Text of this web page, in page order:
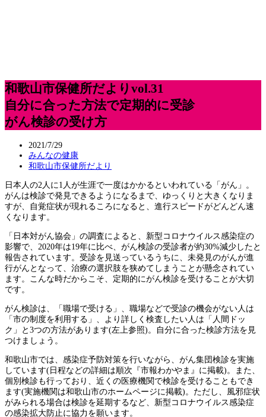
和歌山市保健所だよりvol.31
自分に合った方法で定期的に受診
がん検診の受け方
2021/7/29
みんなの健康
和歌山市保健所だより
日本人の2人に1人が生涯で一度はかかるといわれている「がん」。
がんは検診で発見できるようになるまで、ゆっくりと大きくなりま
すが、自覚症状が現れるころになると、進行スピードがどんどん速
くなります。
「日本対がん協会」の調査によると、新型コロナウイルス感染症の
影響で、2020年は19年に比べ、がん検診の受診者が約30%減少したと
報告されています。受診を見送っているうちに、未発見のがんが進
行がんとなって、治療の選択肢を狭めてしまうことが懸念されてい
ます。こんな時だからこそ、定期的にがん検診を受けることが大切
です。
がん検診は、「職場で受ける」、職場などで受診の機会がない人は
「市の制度を利用する」、より詳しく検査したい人は「人間ドッ
ク」と3つの方法があります(左上参照)。自分に合った検診方法を見
つけましょう。
和歌山市では、感染症予防対策を行いながら、がん集団検診を実施
しています(日程などの詳細は順次『市報わかやま』に掲載)。また、
個別検診も行っており、近くの医療機関で検診を受けることもでき
ます(実施機関は和歌山市のホームページに掲載)。ただし、風邪症状
がみられる場合は検診を延期するなど、新型コロナウイルス感染症
の感染拡大防止に協力を願います。